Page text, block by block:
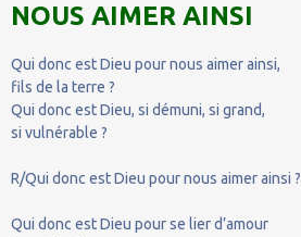
NOUS AIMER AINSI
Qui donc est Dieu pour nous aimer ainsi,
fils de la terre ?
Qui donc est Dieu, si démuni, si grand,
si vulnérable ?
R/Qui donc est Dieu pour nous aimer ainsi ?
Qui donc est Dieu pour se lier d’amour